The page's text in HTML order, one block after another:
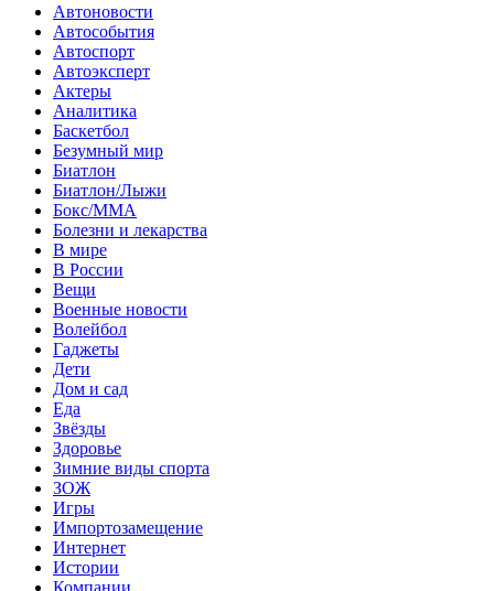
Автоновости
Автособытия
Автоспорт
Автоэксперт
Актеры
Аналитика
Баскетбол
Безумный мир
Биатлон
Биатлон/Лыжи
Бокс/MMA
Болезни и лекарства
В мире
В России
Вещи
Военные новости
Волейбол
Гаджеты
Дети
Дом и сад
Еда
Звёзды
Здоровье
Зимние виды спорта
ЗОЖ
Игры
Импортозамещение
Интернет
Истории
Компании